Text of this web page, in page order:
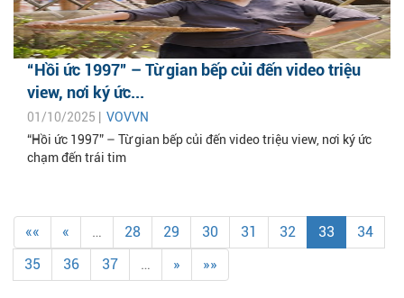
“Hồi ức 1997” – Từ gian bếp củi đến video triệu
view, nơi ký ức...
01/10/2025 | VOVVN
“Hồi ức 1997” – Từ gian bếp củi đến video triệu view, nơi ký ức
chạm đến trái tim
«« « … 28 29 30 31 32 33
34
35
36 37 … » »»